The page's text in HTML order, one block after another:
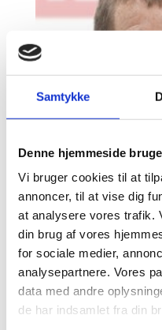
Samtykke
Denne hjemmeside
Vi bruger cookies til at
annoncer, til at vise dig
at analysere vores trafik.
din brug af vores
for sociale medier,
analysepartnere. Vores
data med andre
de har indsamlet fra din